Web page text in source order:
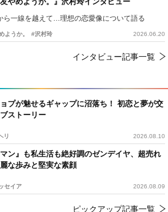
プが魅せるギャップに沼落ち！ 初恋と夢が交
ストーリー
リ 2026.08.10
マン』も私生活も絶好調のゼンデイヤ、超売れ
な歩みと堅実な素顔
セイア 2026.08.09
ピックアップ記事一覧
ら一線を越えて…理想の恋愛像について語る
ようか。 #沢村玲 2026.06.20
インタビュー記事一覧